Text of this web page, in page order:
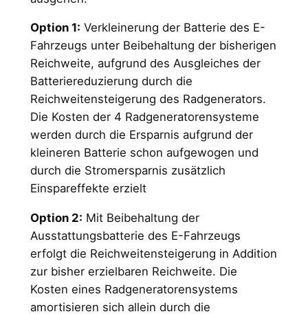
Option 1: Verkleinerung der Batterie des E-
Fahrzeugs unter Beibehaltung der bisherigen
Reichweite, aufgrund des Ausgleiches der
Batteriereduzierung durch die
Reichweitensteigerung des Radgenerators.
Die Kosten der 4 Radgeneratorensysteme
werden durch die Ersparnis aufgrund der
kleineren Batterie schon aufgewogen und
durch die Stromersparnis zusätzlich
Einspareffekte erzielt
Option 2: Mit Beibehaltung der
Ausstattungsbatterie des E-Fahrzeugs
erfolgt die Reichweitensteigerung in Addition
zur bisher erzielbaren Reichweite. Die
Kosten eines Radgeneratorensystems
amortisieren sich allein durch die